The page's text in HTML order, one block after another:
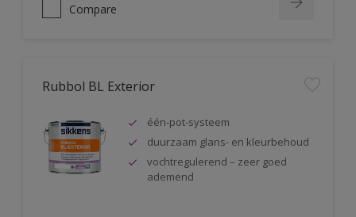
Compare
Rubbol BL Exterior
één-pot-systeem
duurzaam glans- en kleurbehoud
vochtregulerend – zeer goed
ademend